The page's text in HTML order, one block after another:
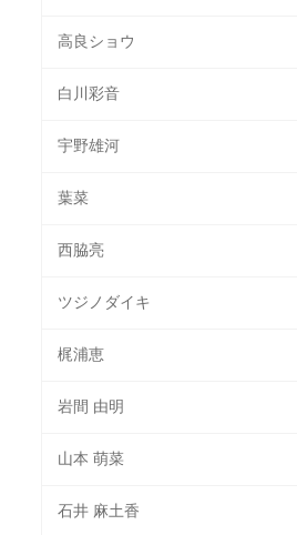
高良ショウ
白川彩音
宇野雄河
葉菜
西脇亮
ツジノダイキ
梶浦恵
岩間 由明
山本 萌菜
石井 麻土香